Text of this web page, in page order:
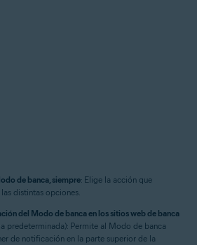
de banca, siempre: Elige la acción que
distintas opciones.
del Modo de banca en los sitios web de banca
predeterminada): Permite al Modo de banca
de notificación en la parte superior de la